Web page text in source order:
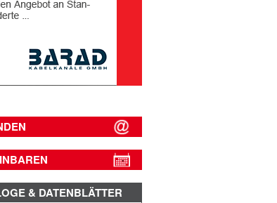
& DATENBLÄTTER